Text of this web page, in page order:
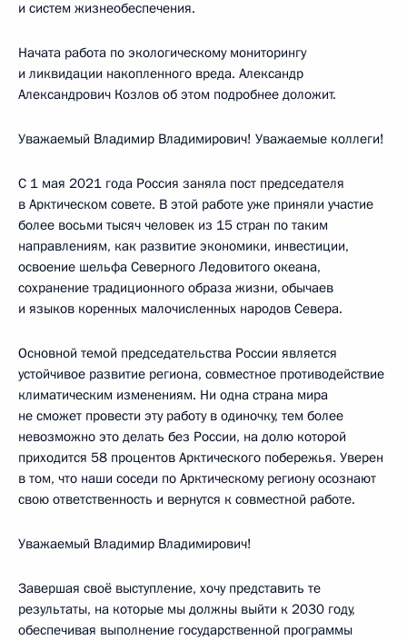
и систем жизнеобеспечения.
Начата работа по экологическому мониторингу
и ликвидации накопленного вреда. Александр
Александрович Козлов об этом подробнее доложит.
Уважаемый Владимир Владимирович! Уважаемые коллеги!
С 1 мая 2021 года Россия заняла пост председателя
в Арктическом совете. В этой работе уже приняли участие
более восьми тысяч человек из 15 стран по таким
направлениям, как развитие экономики, инвестиции,
освоение шельфа Северного Ледовитого океана,
сохранение традиционного образа жизни, обычаев
и языков коренных малочисленных народов Севера.
Основной темой председательства России является
устойчивое развитие региона, совместное противодействие
климатическим изменениям. Ни одна страна мира
не сможет провести эту работу в одиночку, тем более
невозможно это делать без России, на долю которой
приходится 58 процентов Арктического побережья. Уверен
в том, что наши соседи по Арктическому региону осознают
свою ответственность и вернутся к совместной работе.
Уважаемый Владимир Владимирович!
Завершая своё выступление, хочу представить те
результаты, на которые мы должны выйти к 2030 году,
обеспечивая выполнение государственной программы